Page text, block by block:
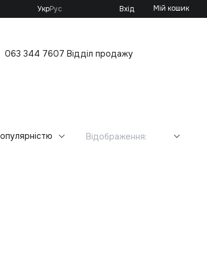
УкрРус Вхід Мій кошик
063 344 7607 Відділ продажу
Відображення: